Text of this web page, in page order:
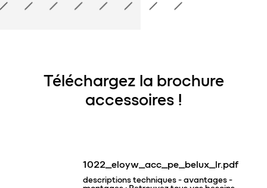
Téléchargez la brochure
accessoires !
1022_eloyw_acc_pe_belux_lr.pdf
descriptions techniques - avantages -